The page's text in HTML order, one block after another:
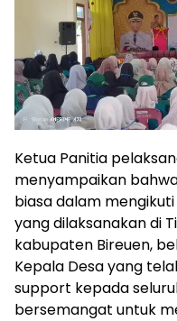
Ketua Panitia
menyampaikan
biasa dalam
yang dilaksanakan di
kabupaten Bireuen,
Kepala Desa yang
support kepada
bersemangat untuk